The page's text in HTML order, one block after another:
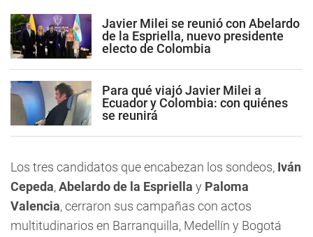
Javier Milei se reunió con Abelardo
de la Espriella, nuevo presidente
electo de Colombia
Para qué viajó Javier Milei a
Ecuador y Colombia: con quiénes
se reunirá
Los tres candidatos que encabezan los sondeos, Iván
Cepeda,Abelardo de la Espriella y Paloma
Valencia, cerraron sus campañas con actos
multitudinarios en Barranquilla, Medellín y Bogotá